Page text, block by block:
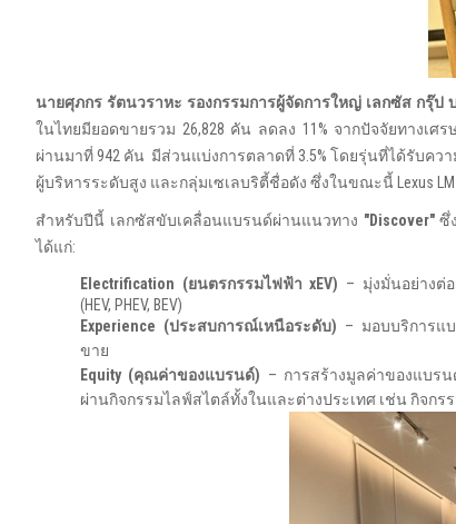
นายศุภกร รัตนวราหะ รองกรรมการผู้จัดการใหญ่ เลกซัส กรุ๊ป
ในไทยมียอดขายรวม 26,828 คัน ลดลง 11% จากปัจจัยทางเ
ผ่านมาที่ 942 คัน มีส่วนแบ่งการตลาดที่ 3.5% โดยรุ่นที่ได้รับความ
ผู้บริหารระดับสูง และกลุ่มเซเลบริตี้ชื่อดัง ซึ่งในขณะนี้ Lexus
สำหรับปีนี้ เลกซัสขับเคลื่อนแบรนด์ผ่านแนวทาง "Discover"ซึ่
ได้แก่:
Electrification (ยนตรกรรมไฟฟ้าxEV) – มุ่งมั่นอย่างต่
(HEV, PHEV, BEV)
Experience (ประสบการณ์เหนือระดับ) – มอบบริการแ
ขาย
Equity (คุณค่าของแบรนด์) – การสร้างมูลค่าของแบร
ผ่านกิจกรรมไลฟ์สไตล์ทั้งในและต่างประเทศ เช่น กิจกร